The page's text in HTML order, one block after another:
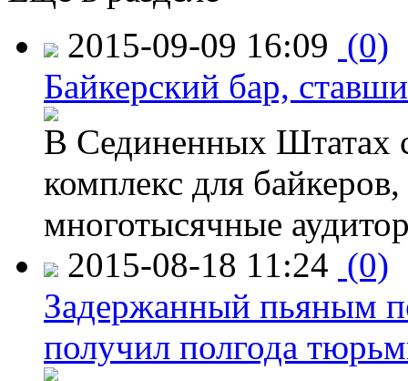
2015-09-09 16:09 (0)
Байкерский бар,
В Сединенных Штатах
комплекс для
многотысячные
2015-08-18 11:24 (0)
Задержанный пьяным
получил полгода